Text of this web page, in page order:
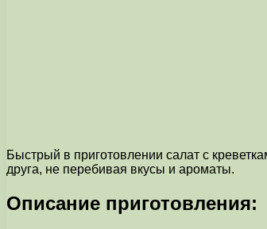
Быстрый в приготовлении салат с
друга, не перебивая вкусы и ароматы.
Описание приготовления: